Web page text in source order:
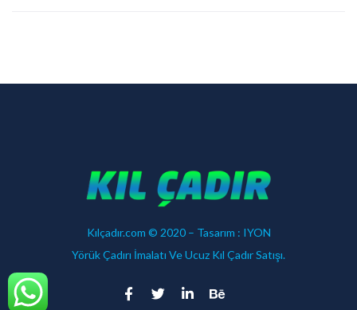
Kılçadır.com © 2020 – Tasarım : IYON
Yörük Çadırı İmalatı Ve Ucuz Kıl Çadır Satışı.